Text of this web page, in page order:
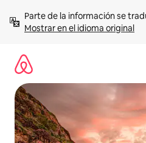
contenidoMostrar en el idioma original